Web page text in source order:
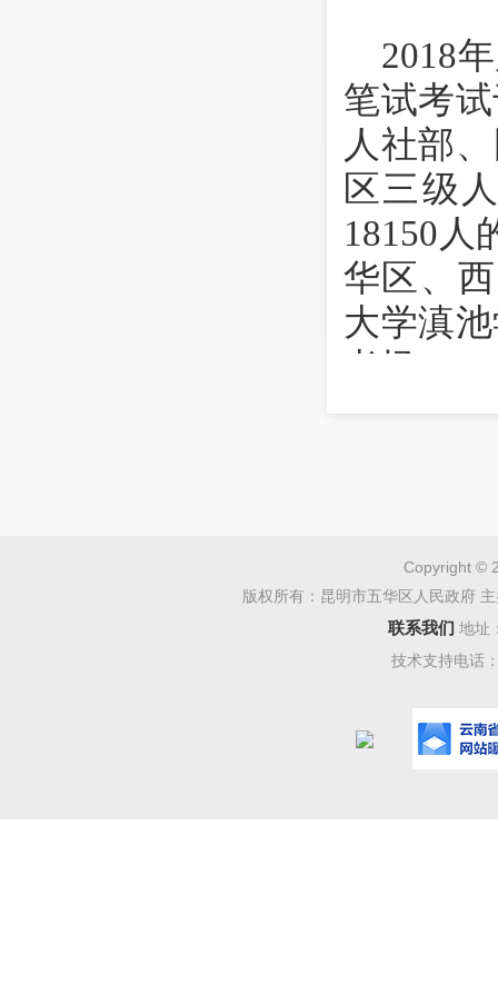
2018
笔试考
人社部
区三级
18150人
华区、
大学滇
考场、
我们从
相关部
务工作
密员、
志担任
Copyright ©
版权所有：昆明市五华区人民政府
联系我们 地址
技术支持电话